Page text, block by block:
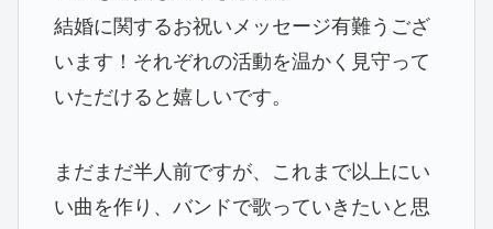
結婚に関するお祝いメッセージ有難うござ
います！それぞれの活動を温かく見守って
いただけると嬉しいです。
まだまだ半人前ですが、これまで以上にい
い曲を作り、バンドで歌っていきたいと思